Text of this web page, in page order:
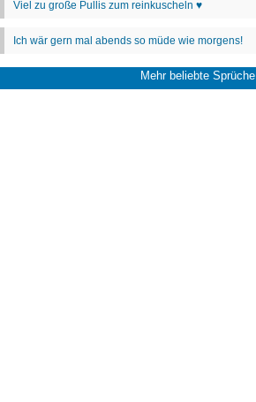
Mehr beliebte Sprüche